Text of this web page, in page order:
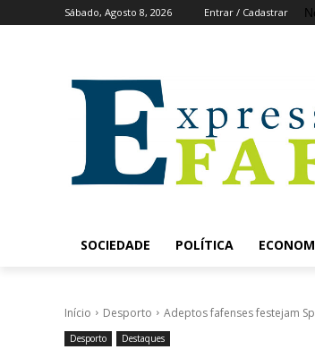
Sábado, Agosto 8, 2026 Entrar / Cadastrar
SOCIEDADE POLÍTICA
Início Desporto Adeptos fafenses festejam
Desporto Destaques